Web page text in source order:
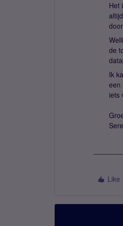
Het
de
Ik
een
iets
Like